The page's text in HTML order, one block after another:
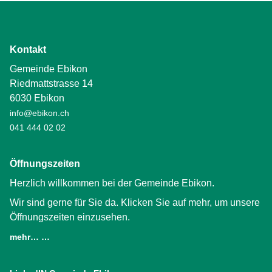
Kontakt
Gemeinde Ebikon
Riedmattstrasse 14
6030 Ebikon
info@ebikon.ch
041 444 02 02
Öffnungszeiten
Herzlich willkommen bei der Gemeinde Ebikon.
Wir sind gerne für Sie da. Klicken Sie auf mehr, um unsere
Öffnungszeiten einzusehen.
mehr… …